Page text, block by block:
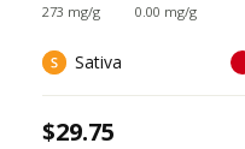
273 mg/g
0.00 mg/g
Sativa
$29.75